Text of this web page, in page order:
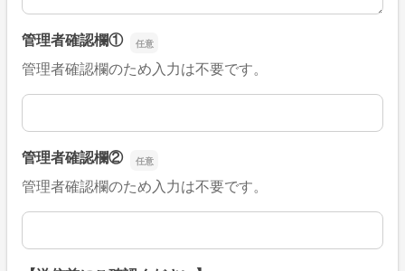
管理者確認欄①
管理者確認欄のため入力は不要です。
管理者確認欄①
管理者確認欄②
管理者確認欄のため入力は不要です。
管理者確認欄②